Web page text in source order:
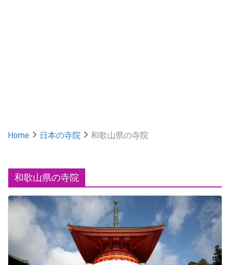
Home 日本の寺院 和歌山県の寺院
和歌山県の寺院